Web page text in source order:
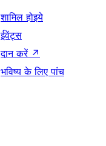
शामिल होइये
ईवेंट्स
दान करें ↗
भविष्य के लिए पांच